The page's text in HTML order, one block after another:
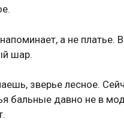
а не платье.
шар.
зверье лесное.
бальные давно не в